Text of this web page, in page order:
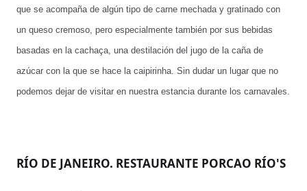
que se acompaña de algún tipo de carne mechada y gratinado con
un queso cremoso, pero especialmente también por sus bebidas
basadas en la cachaça, una destilación del jugo de la caña de
azúcar con la que se hace la caipirinha. Sin dudar un lugar que no
podemos dejar de visitar en nuestra estancia durante los carnavales.
RÍO DE JANEIRO. RESTAURANTE PORCAO RÍO'S